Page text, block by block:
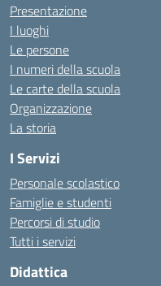
Presentazione
I luoghi
Le persone
I numeri della scuola
Le carte della scuola
Organizzazione
La storia
I Servizi
Personale scolastico
Famiglie e studenti
Percorsi di studio
Tutti i servizi
Didattica